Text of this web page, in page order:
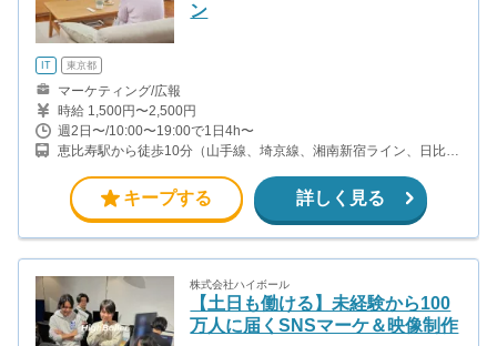
ン
IT 東京都
マーケティング/広報
時給 1,500円〜2,500円
週2日〜/10:00〜19:00で1日4h〜
恵比寿駅から徒歩10分（山手線、埼京線、湘南新宿ライン、日比谷
キープする 詳しく見る
株式会社ハイボール
【土日も働ける】未経験から100
万人に届くSNSマーケ＆映像制作